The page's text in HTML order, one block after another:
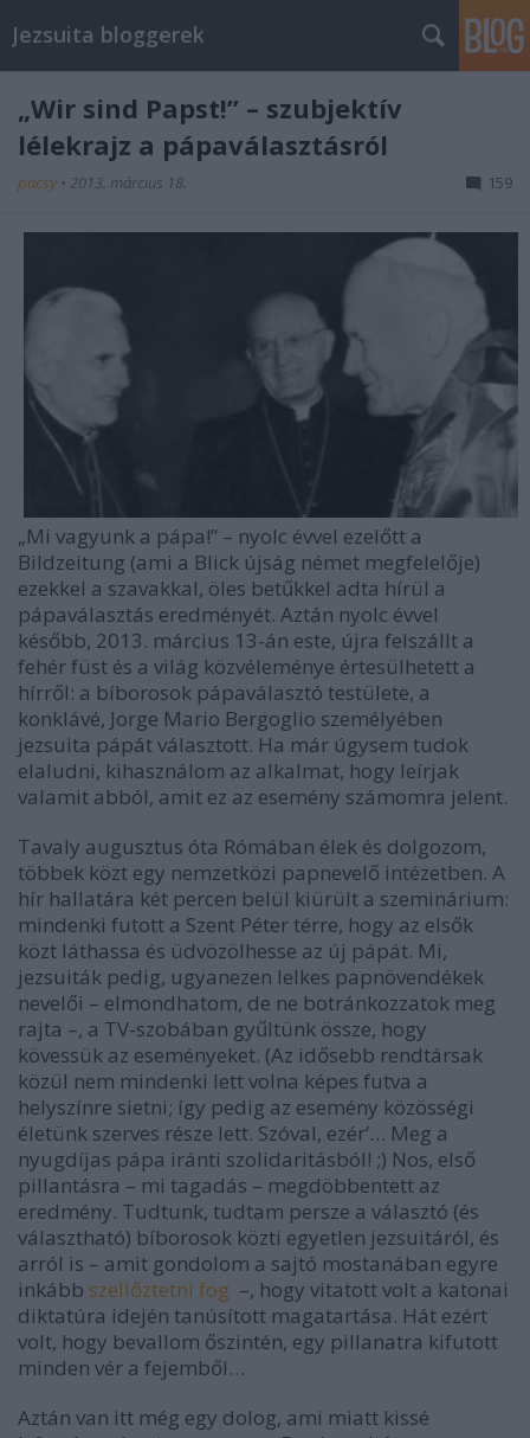
Jezsuita bloggerek
„Wir sind Papst!” – szubjektív
lélekrajz a pápaválasztásról
pacsy • 2013. március 18. 159
„Mi vagyunk a pápa!” – nyolc évvel ezelőtt a
Bildzeitung (ami a Blick újság német megfelelője)
ezekkel a szavakkal, öles betűkkel adta hírül a
pápaválasztás eredményét. Aztán nyolc évvel
később, 2013. március 13-án este, újra felszállt a
fehér füst és a világ közvéleménye értesülhetett a
hírről: a bíborosok pápaválasztó testülete, a
konklávé, Jorge Mario Bergoglio személyében
jezsuita pápát választott. Ha már úgysem tudok
elaludni, kihasználom az alkalmat, hogy leírjak
valamit abból, amit ez az esemény számomra jelent.
Tavaly augusztus óta Rómában élek és dolgozom,
többek közt egy nemzetközi papnevelő intézetben. A
hír hallatára két percen belül kiürült a szeminárium:
mindenki futott a Szent Péter térre, hogy az elsők
közt láthassa és üdvözölhesse az új pápát. Mi,
jezsuiták pedig, ugyanezen lelkes papnövendékek
nevelői – elmondhatom, de ne botránkozzatok meg
rajta –, a TV-szobában gyűltünk össze, hogy
kövessük az eseményeket. (Az idősebb rendtársak
közül nem mindenki lett volna képes futva a
helyszínre sietni; így pedig az esemény közösségi
életünk szerves része lett. Szóval, ezér’… Meg a
nyugdíjas pápa iránti szolidaritásból! ;) Nos, első
pillantásra – mi tagadás – megdöbbentett az
eredmény. Tudtunk, tudtam persze a választó (és
választható) bíborosok közti egyetlen jezsuitáról, és
arról is – amit gondolom a sajtó mostanában egyre
inkább szellőztetni fog –, hogy vitatott volt a katonai
diktatúra idején tanúsított magatartása. Hát ezért
volt, hogy bevallom őszintén, egy pillanatra kifutott
minden vér a fejemből…
Aztán van itt még egy dolog, ami miatt kissé